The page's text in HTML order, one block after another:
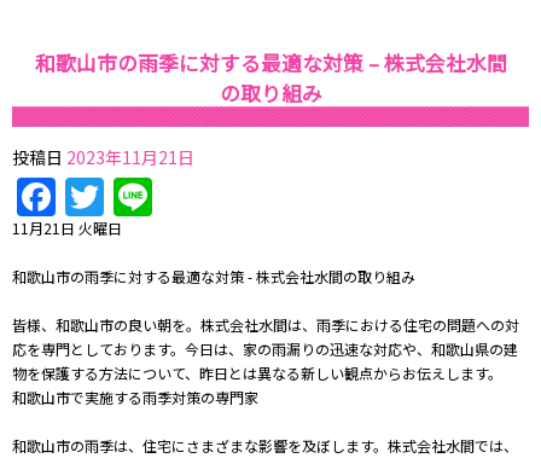
和歌山市の雨季に対する最適な対策 – 株式会社水間
の取り組み
投稿日 2023年11月21日
Facebook
Twitter
11月21日 火曜日
和歌山市の雨季に対する最適な対策 - 株式会社水間の取り組み
皆様、和歌山市の良い朝を。株式会社水間は、雨季における住宅の問題への対
応を専門としております。今日は、家の雨漏りの迅速な対応や、和歌山県の建
物を保護する方法について、昨日とは異なる新しい観点からお伝えします。
和歌山市で実施する雨季対策の専門家
和歌山市の雨季は、住宅にさまざまな影響を及ぼします。株式会社水間では、